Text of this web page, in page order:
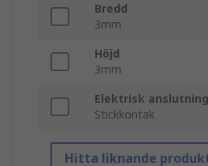
Bredd
3mm
Höjd
3mm
Elektrisk
Stickkontak
Hitta liknande